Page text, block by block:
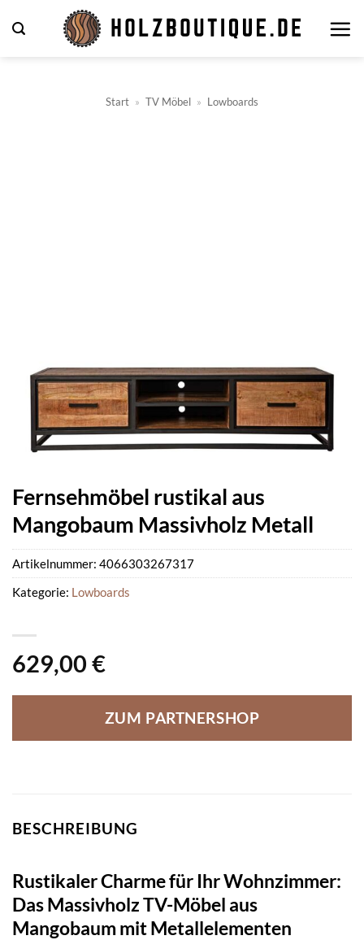
Inhalt
Start » TV Möbel » Lowboards
Fernsehmöbel rustikal aus
Mangobaum Massivholz Metall
629,00 €
ZUM PARTNERSHOP
Artikelnummer: 4066303267317
Kategorie: Lowboards
BESCHREIBUNG
Rustikaler Charme für Ihr Wohnzimmer:
Das Massivholz TV-Möbel aus
Mangobaum mit Metallelementen